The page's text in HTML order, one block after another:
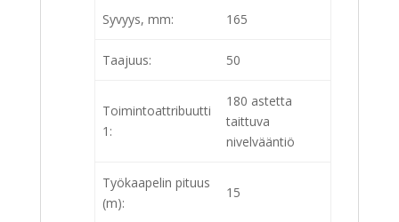
Syvyys, mm: 165
Taajuus: 50
Toimintoattribuutti
1:
180 astetta
taittuva
nivelvääntiö
Työkaapelin pituus
(m):
15